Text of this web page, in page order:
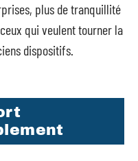
plus de tranquillité
qui veulent tourner la
dispositifs.